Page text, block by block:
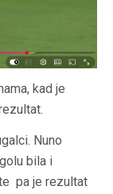
kad je
Nuno
bila i
pa je rezultat